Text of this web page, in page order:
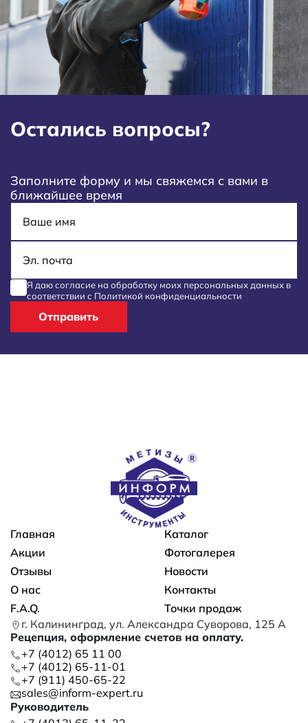
Остались вопросы?
Заполните форму и мы свяжемся с вами в
ближайшее время
Я даю согласие на обработку моих персональных данных в
соответствии с Политикой конфиденциальности
Отправить
Основная навигация
Главная
Каталог
Акции
Фотогалерея
Отзывы
Новости
О нас
Контакты
F.A.Q.
Точки продаж
г. Калининград, ул. Александра Суворова, 125 А
Рецепция, оформление счетов на оплату.
+7 (4012) 65 11 00
+7 (4012) 65-11-01
+7 (911) 450-65-22
sales@inform-expert.ru
Руководитель